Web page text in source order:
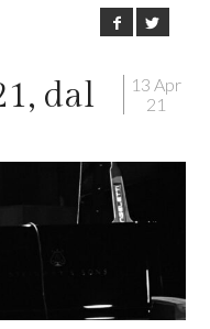
13 Apr
21
dal